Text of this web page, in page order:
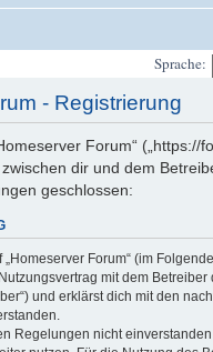
Sprache:
- Registrierung
Forum“ („https://
dir und dem
geschlossen:
Forum“ (im
mit dem Betreiber
und erklärst dich mit den
Regelungen nicht